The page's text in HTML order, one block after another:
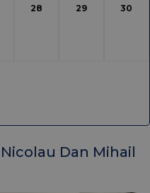
28 29 30
Dan Mihail